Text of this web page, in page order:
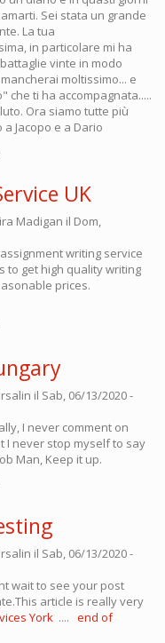
Sei stata un grande
La tua
in particolare mi ha
vinte in modo
moltissimo... e
che ti ha accompagnata.....
Ora siamo tutte più
Jacopo e a Dario
UK
Madigan il Dom,
writing service
to get high quality writing
prices.
il Sab, 06/13/2020 -
I never comment on
I never stop myself to say
Man, Keep it up.
il Sab, 06/13/2020 -
wait to see your post
article is really very
York .... end of